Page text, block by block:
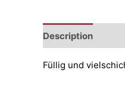
Description
Füllig und